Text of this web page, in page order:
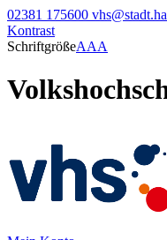
02381 175600
Kontrast
SchriftgrößeAAA